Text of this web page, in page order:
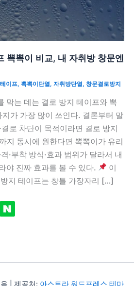
뽁뽁이 비교, 내 자취방 창문엔
이프, 뽁뽁이단열 , 자취방단열 , 창문결로방지
막는 데는 결로 방지 테이프와 뽁
가 가장 많이 쓰인다. 결론부터 말
로 차단이 목적이라면 결로 방지
지 동시에 원한다면 뽁뽁이가 유리
·부착 방식·효과 범위가 달라서 내
야 진짜 효과를 볼 수 있다.
이
지 테이프는 창틀 가장자리 […]
| 제공처: 아스트라 워드프레스 테마